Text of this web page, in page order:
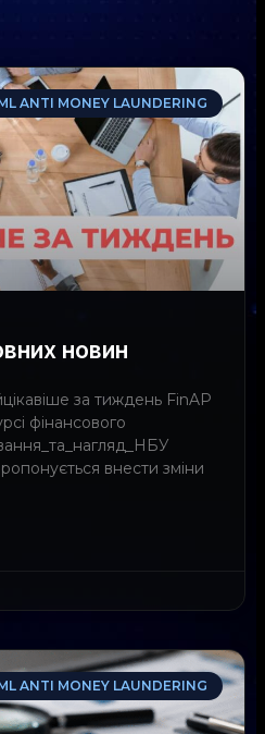
ANTI MONEY LAUNDERING
новин
за тиждень FinAP
фінансового
внести зміни
ANTI MONEY LAUNDERING